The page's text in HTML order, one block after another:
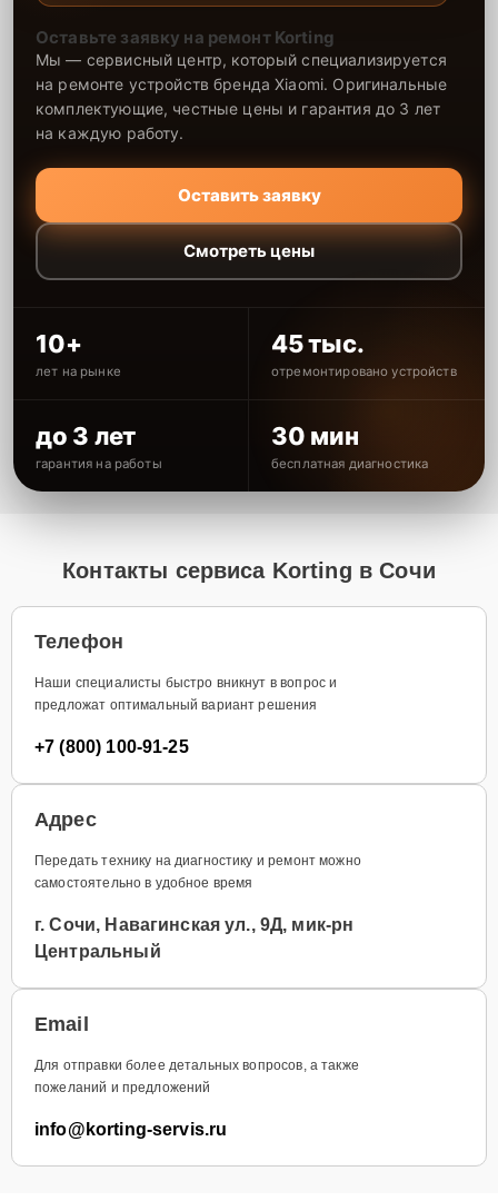
Оставьте заявку на ремонт Korting
Мы — сервисный центр, который специализируется
на ремонте устройств бренда Xiaomi. Оригинальные
комплектующие, честные цены и гарантия до 3 лет
на каждую работу.
Оставить заявку
Смотреть цены
10+
лет на рынке
45 тыс.
отремонтировано устройств
до 3 лет
гарантия на работы
30 мин
бесплатная диагностика
Контакты сервиса Korting в Сочи
Телефон
Наши специалисты быстро вникнут в вопрос и
предложат оптимальный вариант решения
+7 (800) 100-91-25
Адрес
Передать технику на диагностику и ремонт можно
самостоятельно в удобное время
г. Сочи, Навагинская ул., 9Д, мик-рн
Центральный
Email
Для отправки более детальных вопросов, а также
пожеланий и предложений
info@korting-servis.ru